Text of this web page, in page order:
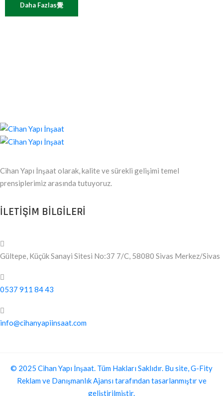
Daha Fazlas覺
Cihan Yapı İnşaat olarak, kalite ve sürekli gelişimi temel
prensiplerimiz arasında tutuyoruz.
ILETIŞIM BILGILERI
Gültepe, Küçük Sanayi Sitesi No:37 7/C, 58080 Sivas Merkez/Sivas
0537 911 84 43
info@cihanyapiinsaat.com
© 2025 Cihan Yapı İnşaat. Tüm Hakları Saklıdır. Bu site, G-Fity
Reklam ve Danışmanlık Ajansı tarafından tasarlanmıştır ve
geliştirilmiştir.